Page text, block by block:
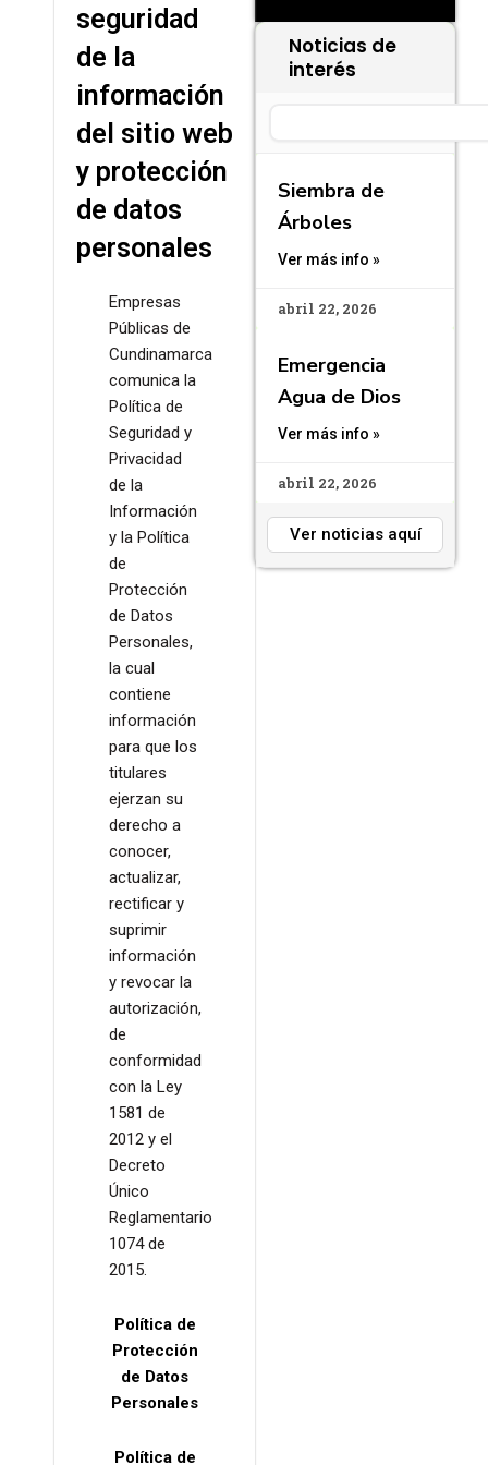
Noticias de
interés
Siembra de
Árboles
Ver más info »
abril 22, 2026
Emergencia
Agua de Dios
Ver más info »
abril 22, 2026
Ver noticias aquí
seguridad
de la
información
del sitio web
y protección
de datos
personales
Empresas
Públicas de
Cundinamarca
comunica la
Política de
Seguridad y
Privacidad
de la
Información
y la Política
de
Protección
de Datos
Personales,
la cual
contiene
información
para que los
titulares
ejerzan su
derecho a
conocer,
actualizar,
rectificar y
suprimir
información
y revocar la
autorización,
de
conformidad
con la Ley
1581 de
2012 y el
Decreto
Único
Reglamentario
1074 de
2015.
Política de
Protección
de Datos
Personales
Política de